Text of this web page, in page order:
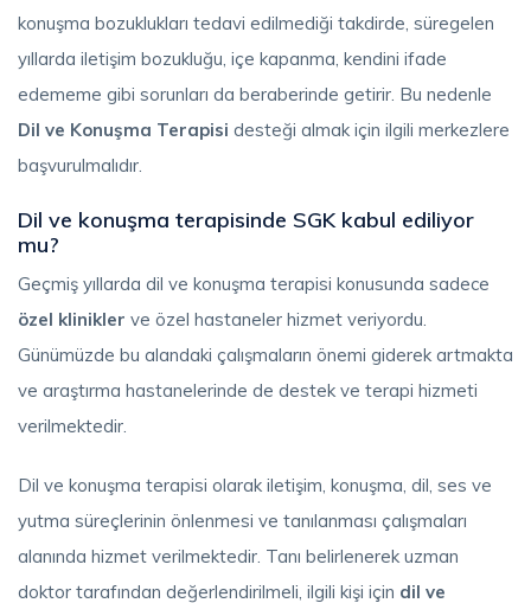
konuşma bozuklukları tedavi edilmediği takdirde, süregelen
yıllarda iletişim bozukluğu, içe kapanma, kendini ifade
edememe gibi sorunları da beraberinde getirir. Bu nedenle
Dil ve Konuşma Terapisi desteği almak için ilgili merkezlere
başvurulmalıdır.
Dil ve konuşma terapisinde SGK kabul ediliyor
mu?
Geçmiş yıllarda dil ve konuşma terapisi konusunda sadece
özel klinikler ve özel hastaneler hizmet veriyordu.
Günümüzde bu alandaki çalışmaların önemi giderek artmakta
ve araştırma hastanelerinde de destek ve terapi hizmeti
verilmektedir.
Dil ve konuşma terapisi olarak iletişim, konuşma, dil, ses ve
yutma süreçlerinin önlenmesi ve tanılanması çalışmaları
alanında hizmet verilmektedir. Tanı belirlenerek uzman
doktor tarafından değerlendirilmeli, ilgili kişi için dil ve